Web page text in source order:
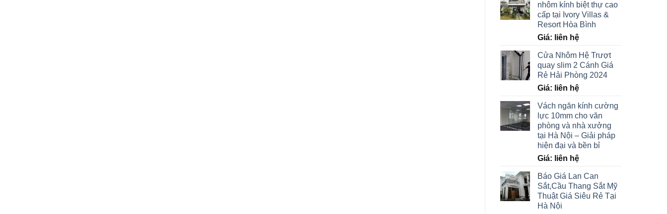
nhôm kính biệt thự cao
cấp tại Ivory Villas &
Resort Hòa Bình
Giá: liên hệ
Cửa Nhôm Hệ Trượt
quay slim 2 Cánh Giá
Rẻ Hải Phòng 2024
Giá: liên hệ
Vách ngăn kính cường
lực 10mm cho văn
phòng và nhà xưởng
tại Hà Nội – Giải pháp
hiện đại và bền bỉ
Giá: liên hệ
Báo Giá Lan Can
Sắt,Cầu Thang Sắt Mỹ
Thuật Giá Siêu Rẻ Tại
Hà Nội